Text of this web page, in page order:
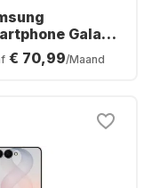
Galaxy
Ultra - 12GB
- Dual SIM
€ 70,99/Maand